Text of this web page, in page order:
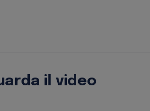
il video